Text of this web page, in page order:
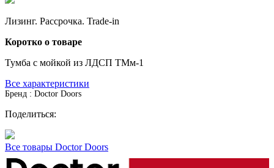
Лизинг. Рассрочка. Trade-in
Коротко о товаре
Тумба с мойкой из ЛДСП ТМм-1
Все характеристики
Бренд : Doctor Doors
Поделиться:
Все товары Doctor Doors